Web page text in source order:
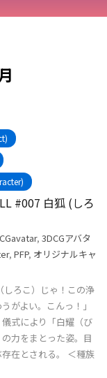
#007 白狐 (しろ
, 3DCGアバタ
, PFP, オリジナルキャ
しろこ）じゃ！この浄
がよい。こんっ！」
式により「白耀（び
力をまとった姿。目
在とされる。 ＜種族